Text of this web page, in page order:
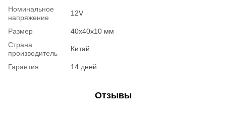
Номинальное
напряжение
12V
Размер
40x40x10 мм
Страна
производитель
Китай
Гарантия 14 дней
Отзывы